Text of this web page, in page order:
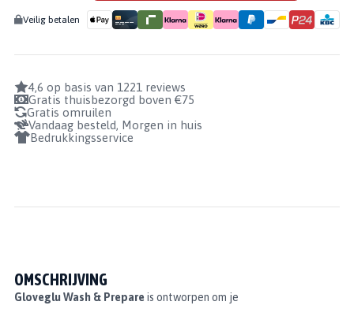
Veilig betalen
4,6 op basis van 1221 reviews
Gratis thuisbezorgd boven €75
Gratis omruilen
Vandaag besteld, Morgen in huis
Bedrukkingsservice
OMSCHRIJVING
Gloveglu Wash & Prepare is ontworpen om je